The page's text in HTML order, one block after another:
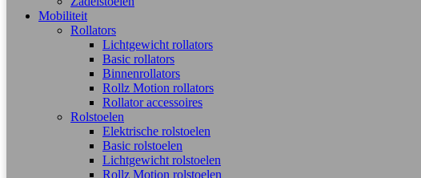
Mobiliteit
Rollators
Lichtgewicht rollators
Basic rollators
Binnenrollators
Rollz Motion rollators
Rollator accessoires
Rolstoelen
Elektrische rolstoelen
Basic rolstoelen
Lichtgewicht rolstoelen
Rollz Motion rolstoelen